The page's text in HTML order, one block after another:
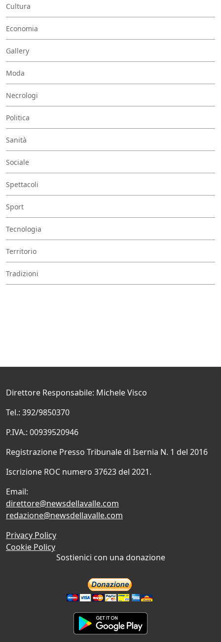
Cultura
Economia
Gallery
Moda
Necrologi
Politica
Sanità
Sociale
Spettacoli
Sport
Tecnologia
Territorio
Tradizioni
Direttore Responsabile: Michele Visco
Tel.: 392/9850370
P.IVA.: 00939520946
Registrazione Presso Tribunale di Isernia N. 1 del 2016
Iscrizione ROC numero 37623 del 2021.
Email:
direttore@newsdellavalle.com
redazione@newsdellavalle.com
Privacy Policy
Cookie Policy
Sostienici con una donazione